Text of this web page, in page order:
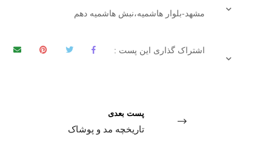
مشهد-بلوار هاشمیه،نبش هاشمیه دهم
اشتراک گذاری این پست :
پست بعدی
تاریخچه مد و پوشاک